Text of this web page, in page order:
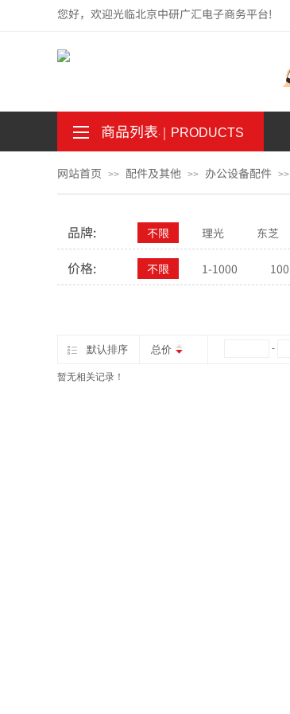
您好，欢迎光临北京中研广汇电子商务平台!
商品列表｜ PRODUCTS
.
。
网站首页 >> 配件及其他 >> 办公设备配件 >>
品牌: 不限 理光 东芝
价格: 不限 1-1000
默认排序 总价 -
暂无相关记录！